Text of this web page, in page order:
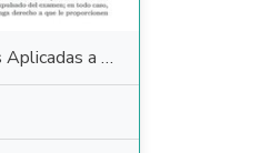
las Ciencias Sociales